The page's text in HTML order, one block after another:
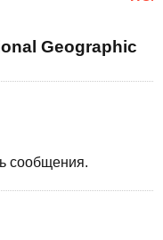
Geographic
сообщения.